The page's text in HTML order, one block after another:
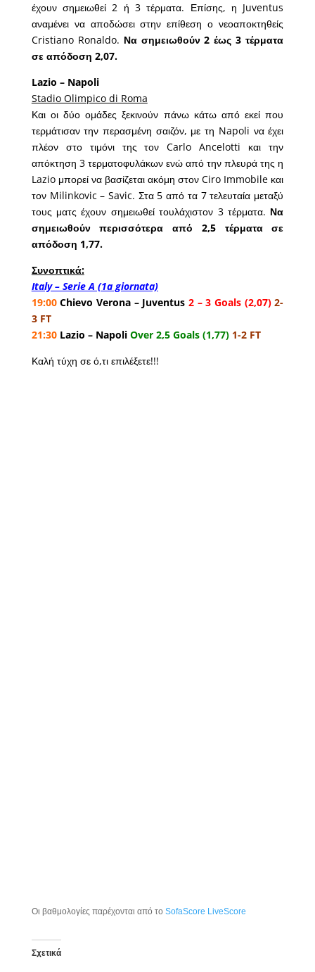
έχουν σημειωθεί 2 ή 3 τέρματα. Επίσης, η Juventus
αναμένει να αποδώσει στην επίθεση ο νεοαποκτηθείς
Cristiano Ronaldo. Να σημειωθούν 2 έως 3 τέρματα
σε απόδοση 2,07.
Lazio – Napoli
Stadio Olimpico di Roma
Και οι δύο ομάδες ξεκινούν πάνω κάτω από εκεί που
τερμάτισαν την περασμένη σαιζόν, με τη Napoli να έχει
πλέον στο τιμόνι της τον Carlo Ancelotti και την
απόκτηση 3 τερματοφυλάκων ενώ από την πλευρά της η
Lazio μπορεί να βασίζεται ακόμη στον Ciro Immobile και
τον Milinkovic – Savic. Στα 5 από τα 7 τελευταία μεταξύ
τους ματς έχουν σημειωθεί τουλάχιστον 3 τέρματα. Να
σημειωθούν περισσότερα από 2,5 τέρματα σε
απόδοση 1,77.
Συνοπτικά:
Italy – Serie A (1a giornata)
19:00 Chievo Verona – Juventus 2 – 3 Goals (2,07)2-
3 FT
21:30Lazio – Napoli Over 2,5 Goals (1,77)1-2 FT
Καλή τύχη σε ό,τι επιλέξετε!!!
Οι βαθμολογίες παρέχονται από το SofaScore LiveScore
Σχετικά